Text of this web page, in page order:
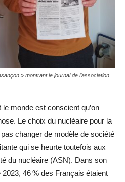
» montrant le journal de l’association.
le monde est conscient qu’on
Le choix du nucléaire pour la
changer de modèle de société
qui se heurte toutefois aux
du nucléaire (ASN). Dans son
2023, 46% des Français étaient